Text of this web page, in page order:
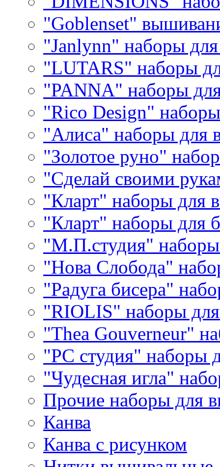
"Goblenset"
"Janlynn" наборы
"LUTARS" наборы
"PANNA" наборы
"Rico Design"
"Алиса" наборы для
"Золотое руно"
"Сделай своими
"Кларт" наборы для
"Кларт" наборы для
"М.П.студия"
"Нова Слобода"
"Радуга бисера"
"RIOLIS" наборы
"Thea Gouverneur"
"РС студия" наборы
"Чудесная игла"
Прочие наборы для
Канва
Канва с рисунком